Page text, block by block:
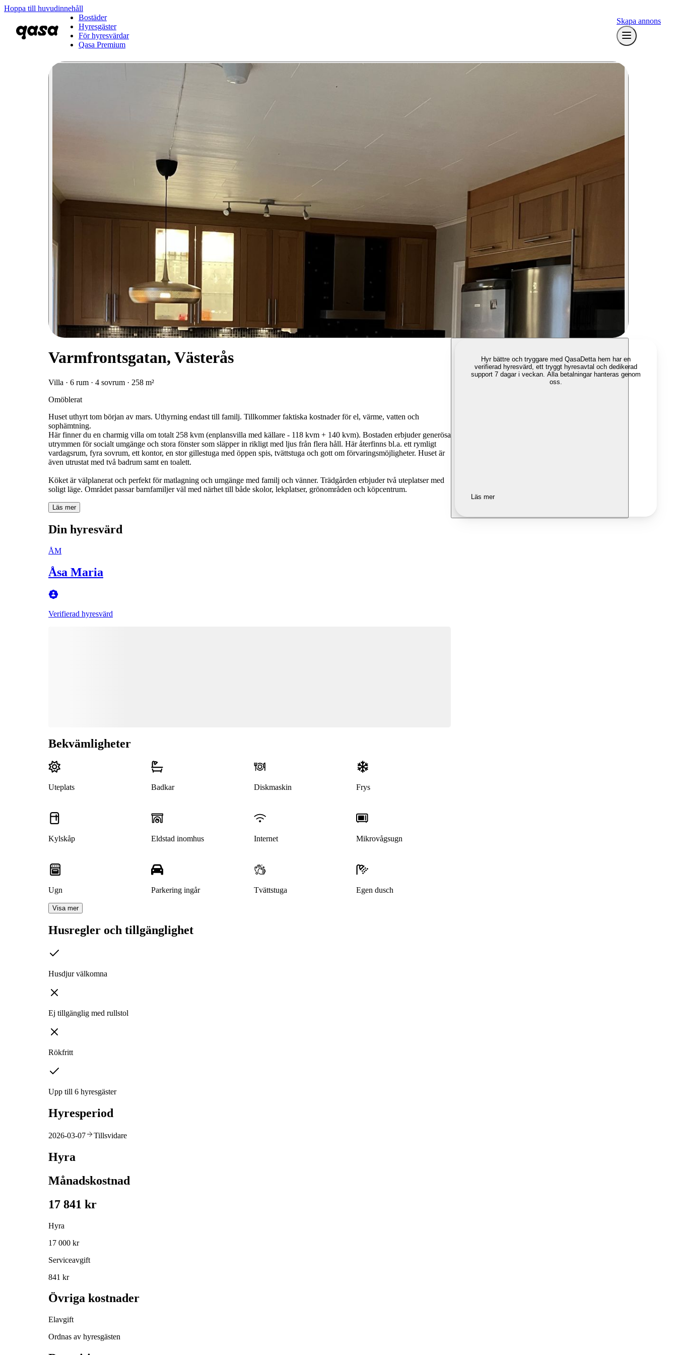
Hoppa till huvudinnehåll
Bostäder
Hyresgäster
För hyresvärdar
Qasa Premium
Skapa annons
Varmfrontsgatan, Västerås
Villa · 6 rum · 4 sovrum · 258 m²
Omöblerat
Huset uthyrt tom början av mars. Uthyrning endast till familj. Tillkommer faktiska kostnader för el, värme, vatten och
sophämtning.
Här finner du en charmig villa om totalt 258 kvm (enplansvilla med källare - 118 kvm + 140 kvm). Bostaden erbjuder generösa
utrymmen för socialt umgänge och stora fönster som släpper in rikligt med ljus från flera håll. Här återfinns bl.a. ett rymligt
vardagsrum, fyra sovrum, ett kontor, en stor gillestuga med öppen spis, tvättstuga och gott om förvaringsmöjligheter. Huset är
även utrustat med två badrum samt en toalett.
Köket är välplanerat och perfekt för matlagning och umgänge med familj och vänner. Trädgården erbjuder två uteplatser med
soligt läge. Området passar barnfamiljer väl med närhet till både skolor, lekplatser, grönområden och köpcentrum.
Läs mer
Din hyresvärd
ÅM
Åsa Maria
Verifierad hyresvärd
Bekvämligheter
Uteplats Badkar Diskmaskin Frys
Kylskåp Eldstad inomhus Internet Mikrovågsugn
Ugn Parkering ingår Tvättstuga Egen dusch
Visa mer
Husregler och tillgänglighet
Husdjur välkomna
Ej tillgänglig med rullstol
Rökfritt
Upp till 6 hyresgäster
Hyresperiod
2026-03-07 Tillsvidare
Hyra
Månadskostnad
17 841 kr
Hyra
17 000 kr
Serviceavgift
841 kr
Övriga kostnader
Elavgift
Ordnas av hyresgästen
Hyr bättre och tryggare med QasaDetta hem har en
verifierad hyresvärd, ett tryggt hyresavtal och dedikerad
support 7 dagar i veckan. Alla betalningar hanteras genom
oss.
Läs mer